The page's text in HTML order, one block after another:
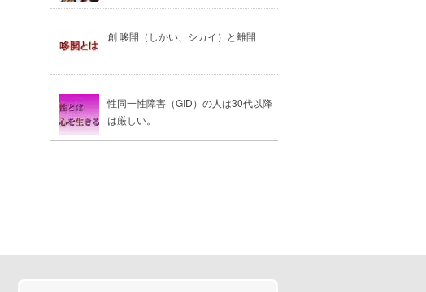
創 哆開（しかい、シカイ）と離開
性同一性障害（GID）の人は30代以降
は厳しい。